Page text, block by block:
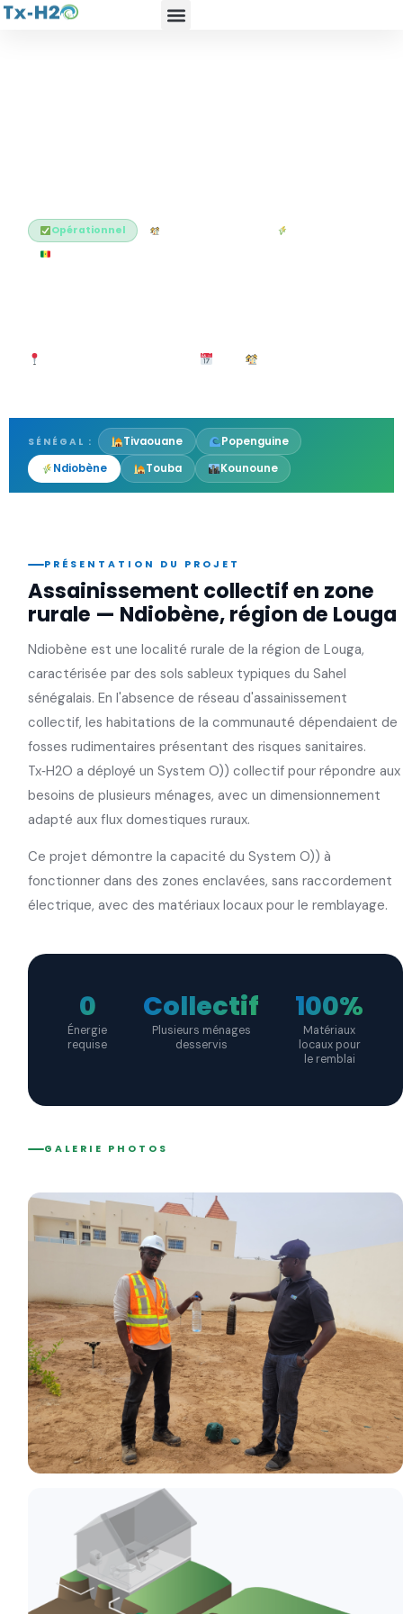
Opérationnel
SÉNÉGAL : Tivaouane
Popenguine
Ndiobène
Touba Kounoune
PRÉSENTATION DU PROJET
Assainissement collectif en zone
rurale — Ndiobène, région de Louga
Ndiobène est une localité rurale de la région de Louga,
caractérisée par des sols sableux typiques du Sahel
sénégalais. En l'absence de réseau d'assainissement
collectif, les habitations de la communauté dépendaient de
fosses rudimentaires présentant des risques sanitaires.
Tx‑H2O a déployé un System O)) collectif pour répondre aux
besoins de plusieurs ménages, avec un dimensionnement
adapté aux flux domestiques ruraux.
Ce projet démontre la capacité du System O)) à
fonctionner dans des zones enclavées, sans raccordement
électrique, avec des matériaux locaux pour le remblayage.
0
Énergie
requise
Collectif
Plusieurs ménages
desservis
100%
Matériaux
locaux pour
le remblai
GALERIE PHOTOS